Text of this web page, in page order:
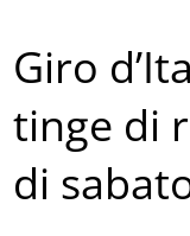
Giro
tinge di
di